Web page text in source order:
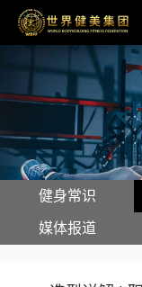
健身常识
媒体报道